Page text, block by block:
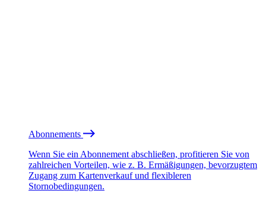
Abonnements
Wenn Sie ein Abonnement abschließen, profitieren Sie von
zahlreichen Vorteilen, wie z. B. Ermäßigungen, bevorzugtem
Zugang zum Kartenverkauf und flexibleren
Stornobedingungen.